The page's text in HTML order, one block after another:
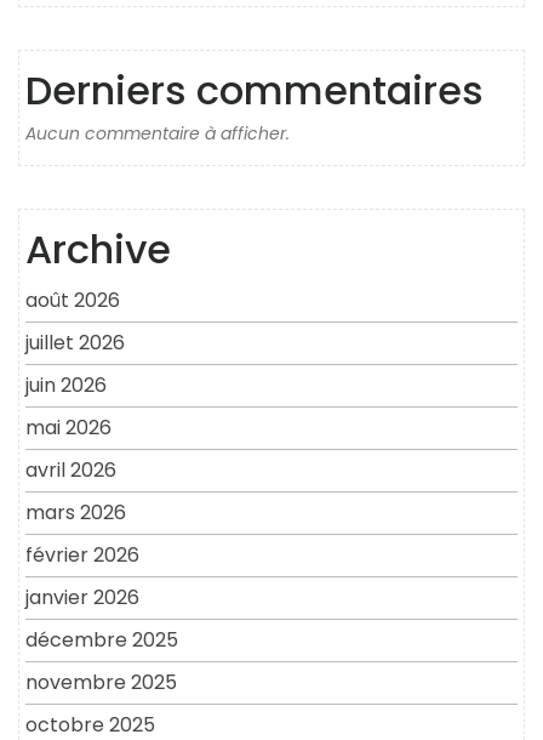
Derniers commentaires
Aucun commentaire à afficher.
Archive
août 2026
juillet 2026
juin 2026
mai 2026
avril 2026
mars 2026
février 2026
janvier 2026
décembre 2025
novembre 2025
octobre 2025